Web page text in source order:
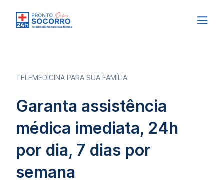
TELEMEDICINA PARA SUA FAMÍLIA
Garanta assistência
médica imediata, 24h
por dia, 7 dias por
semana